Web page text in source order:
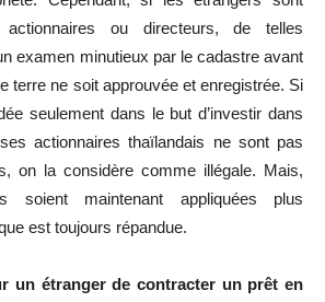
actionnaires ou directeurs, de telles
examen minutieux par le cadastre avant
terre ne soit approuvée et enregistrée. Si
seulement dans le but d’investir dans
actionnaires thaïlandais ne sont pas
on la considère comme illégale. Mais,
maintenant appliquées plus
est toujours répandue.
un étranger de contracter un prêt en